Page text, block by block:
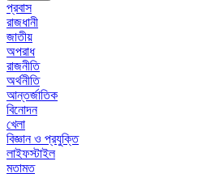
প্রবাস
রাজধানী
জাতীয়
অপরাধ
রাজনীতি
অর্থনীতি
আন্তর্জাতিক
বিনোদন
খেলা
বিজ্ঞান ও প্রযুক্তি
লাইফস্টাইল
মতামত